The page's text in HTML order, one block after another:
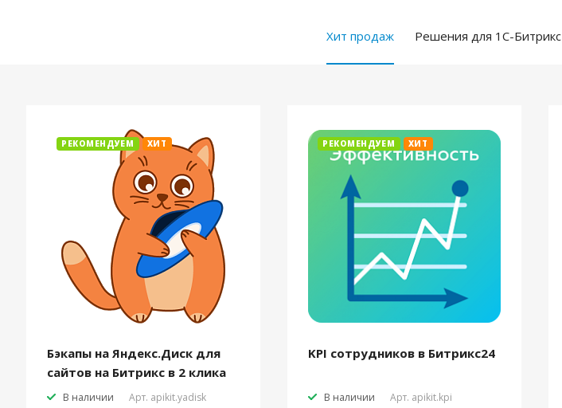
Хит продаж Решения для 1С-Битрикс
РЕКОМЕНДУЕМ ХИТ
Бэкапы на Яндекс.Диск для
сайтов на Битрикс в 2 клика
В наличии Арт. apikit.yadisk
РЕКОМЕНДУЕМ ХИТ
KPI сотрудников в Битрикс24
В наличии Арт. apikit.kpi